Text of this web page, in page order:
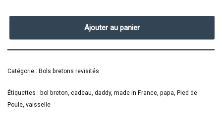
Ajouter au panier
Catégorie : Bols bretons revisités
Étiquettes : bol breton, cadeau, daddy, made in France, papa, Pied de
Poule, vaisselle